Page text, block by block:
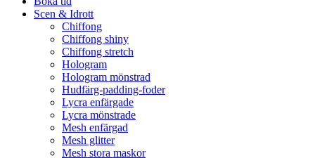
Scen & Idrott
Chiffong
Chiffong shiny
Chiffong stretch
Hologram
Hologram mönstrad
Hudfärg-padding-foder
Lycra enfärgade
Lycra mönstrade
Mesh enfärgad
Mesh glitter
Mesh stora maskor